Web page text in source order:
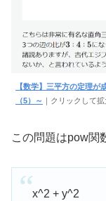
【数学】三平方の定理
（5）～ ｜クリックして
この問題はpow関
x^2 + y^2